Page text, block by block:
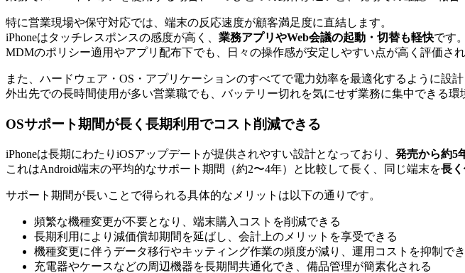
特に営業現場や保守対応では、端末の反応速度が顧客満足度に直結します。
iPhoneはタッチレスポンスの感度が高く、 業務アプリやWeb会議の起動・切替も軽快です。
MDMのポリシー適用やアプリ配布下でも、日々の操作感が安定しやすい点が高く評価され
また、ハードウェア・OS・アプリケーションのすべてで電力効率を最適化するように設
外出先での長時間使用が多い営業職でも、バッテリー切れを気にせず業務に集中できる環
OSサポート期間が長く長期利用でコスト削減できる
iPhoneは長期にわたりiOSアップデートが提供されやすい設計となっており、 発売から約5
これはAndroid端末の平均的なサポート期間（約2〜4年）と比較して長く、同じ端末を長
サポート期間が長いことで得られる具体的なメリットは以下の通りです。
頻繁な機種変更が不要となり、端末購入コストを削減できる
長期利用により減価償却期間を延ばし、会計上のメリットを享受できる
機種変更に伴うデータ移行やキッティング作業の頻度が減り、運用コストを抑制で
充電器やケースなどの周辺機器を長期間共通化でき、備品管理が簡素化される